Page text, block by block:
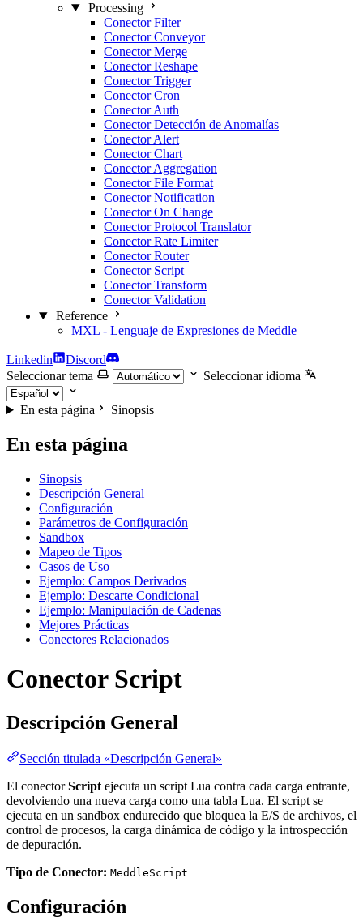
Processing
Conector Filter
Conector Conveyor
Conector Merge
Conector Reshape
Conector Trigger
Conector Cron
Conector Auth
Conector Detección de Anomalías
Conector Alert
Conector Chart
Conector Aggregation
Conector File Format
Conector Notification
Conector On Change
Conector Protocol Translator
Conector Rate Limiter
Conector Router
Conector Script
Conector Transform
Conector Validation
Reference
MXL - Lenguaje de Expresiones de Meddle
Linkedin
Discord
Seleccionar tema
Seleccionar idioma
En esta página Sinopsis
En esta página
Sinopsis
Descripción General
Configuración
Parámetros de Configuración
Sandbox
Mapeo de Tipos
Casos de Uso
Ejemplo: Campos Derivados
Ejemplo: Descarte Condicional
Ejemplo: Manipulación de Cadenas
Mejores Prácticas
Conectores Relacionados
Conector Script
Descripción General
Sección titulada «Descripción General»
El conectorScript ejecuta un script Lua contra cada carga entrante,
devolviendo una nueva carga como una tabla Lua. El script se
ejecuta en un sandbox endurecido que bloquea la E/S de archivos, el
control de procesos, la carga dinámica de código y la introspección
de depuración.
Tipo de Conector: MeddleScript
Configuración